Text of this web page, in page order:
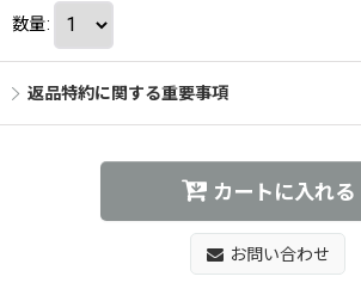
数量:
返品特約に関する重要事項
カートに入れる
お問い合わせ